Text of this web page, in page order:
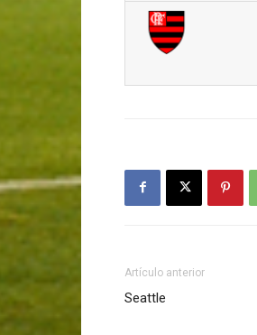
Artículo anterior
Seattle